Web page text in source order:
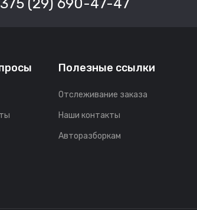
(29) 690-47-47
Полезные ссылки
Отслеживание заказа
Наши контакты
Авторазборкам